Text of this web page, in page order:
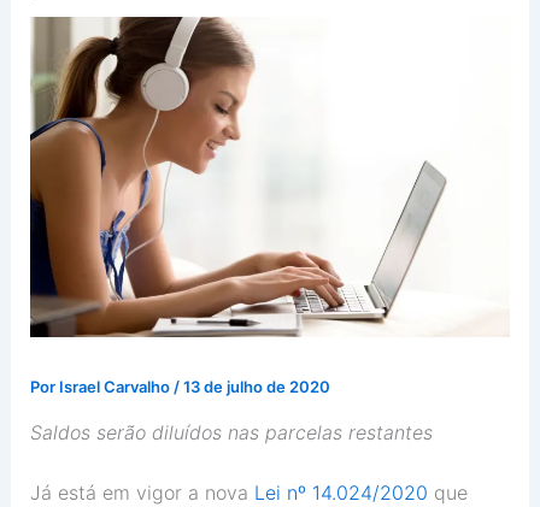
Por Israel Carvalho /13 de julho de 2020
Saldos serão diluídos nas parcelas restantes
Já está em vigor a nova Lei nº 14.024/2020 que